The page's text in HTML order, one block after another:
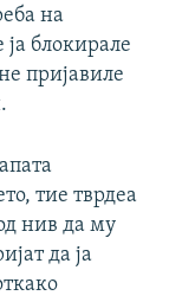
на
блокирале
пријавиле
тие тврдеа
нив да му
да ја